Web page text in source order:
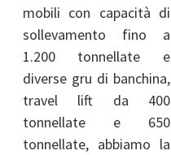
mobili con capacità di
sollevamento fino a
1.200 tonnellate e
diverse gru di banchina,
travel lift da 400
tonnellate e 650
tonnellate, abbiamo la